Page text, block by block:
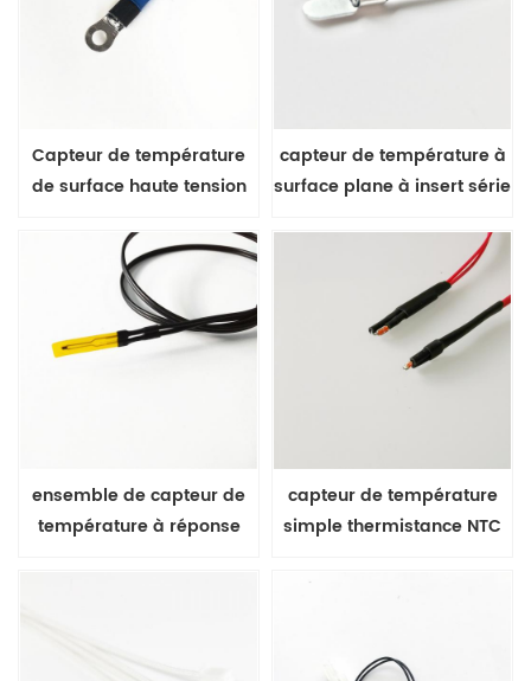
Capteur de température
de surface haute tension
capteur de température à
surface plane à insert série
ensemble de capteur de
température à réponse
capteur de température
simple thermistance NTC